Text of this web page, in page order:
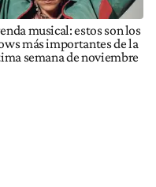
musical: estos son los
más importantes de la
semana de noviembre